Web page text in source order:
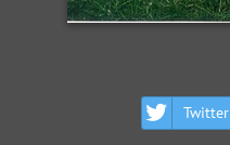
Twitter